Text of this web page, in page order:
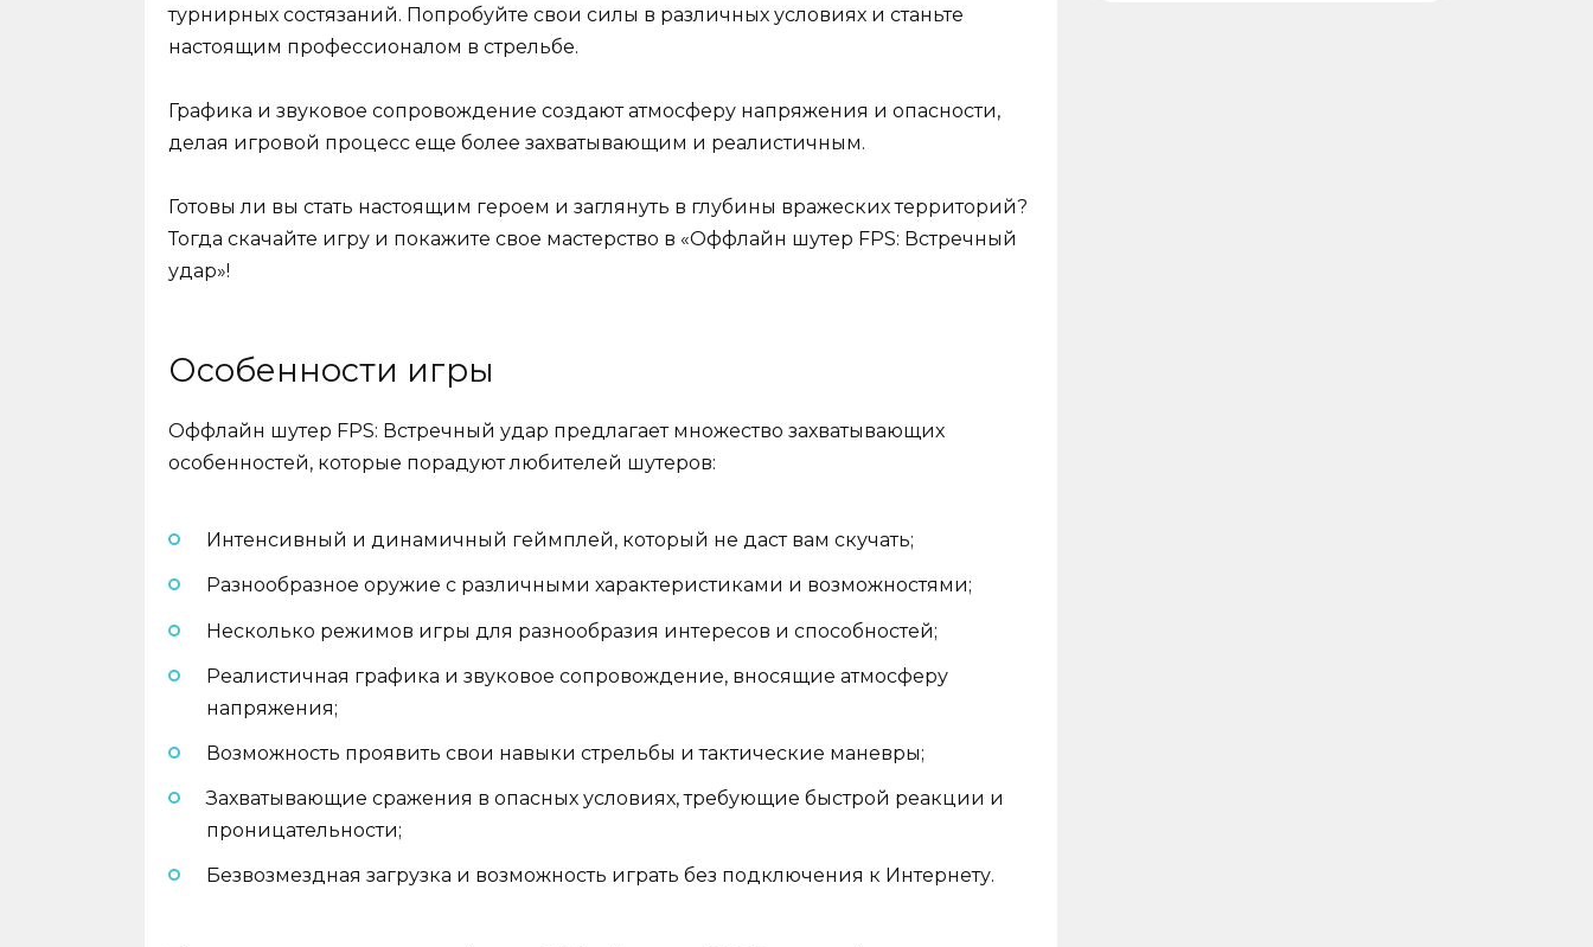
турнирных состязаний. Попробуйте свои силы в различных условиях и станьте
настоящим профессионалом в стрельбе.
Графика и звуковое сопровождение создают атмосферу напряжения и опасности,
делая игровой процесс еще более захватывающим и реалистичным.
Готовы ли вы стать настоящим героем и заглянуть в глубины вражеских территорий?
Тогда скачайте игру и покажите свое мастерство в «Оффлайн шутер FPS: Встречный
удар»!
Особенности игры
Оффлайн шутер FPS: Встречный удар предлагает множество захватывающих
особенностей, которые порадуют любителей шутеров:
Интенсивный и динамичный геймплей, который не даст вам скучать;
Разнообразное оружие с различными характеристиками и возможностями;
Несколько режимов игры для разнообразия интересов и способностей;
Реалистичная графика и звуковое сопровождение, вносящие атмосферу
напряжения;
Возможность проявить свои навыки стрельбы и тактические маневры;
Захватывающие сражения в опасных условиях, требующие быстрой реакции и
проницательности;
Безвозмездная загрузка и возможность играть без подключения к Интернету.